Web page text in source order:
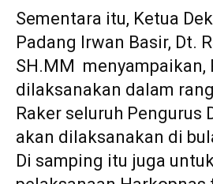
Sementara itu, Ketua
Padang Irwan Basir, Dt.
SH.MM menyampaikan,
dilaksanakan dalam
Raker seluruh Pengurus
akan dilaksanakan di
Di samping itu juga